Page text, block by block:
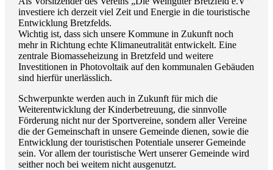
investiere ich derzeit viel Zeit und Energie in die touristische
Entwicklung Bretzfelds.
Wichtig ist, dass sich unsere Kommune in Zukunft noch
mehr in Richtung echte Klimaneutralität entwickelt. Eine
zentrale Biomasseheizung in Bretzfeld und weitere
Investitionen in Photovoltaik auf den kommunalen Gebäuden
sind hierfür unerlässlich.
Schwerpunkte werden auch in Zukunft für mich die
Weiterentwicklung der Kinderbetreuung, die sinnvolle
Förderung nicht nur der Sportvereine, sondern aller Vereine
die der Gemeinschaft in unsere Gemeinde dienen, sowie die
Entwicklung der touristischen Potentiale unserer Gemeinde
sein. Vor allem der touristische Wert unserer Gemeinde wird
seither noch bei weitem nicht ausgenutzt.